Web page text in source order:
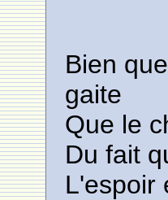
Bien
gaite
Que le
Du fait
L'espoir